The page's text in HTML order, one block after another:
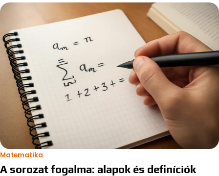
Matematika
A sorozat fogalma: alapok és definíciók